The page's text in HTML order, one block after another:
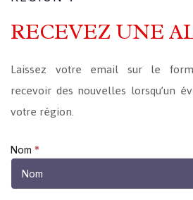
RECEVEZ UNE
Laissez votre email sur le
recevoir des nouvelles lorsqu’un
votre région.
Recevoir
une
alerte
Nom *